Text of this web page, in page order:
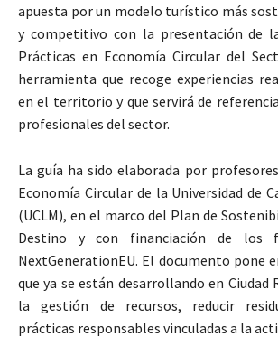
apuesta por un modelo turístico más
y competitivo con la presentación de
Prácticas en Economía Circular del
herramienta que recoge experiencias
en el territorio y que servirá de
profesionales del sector.
La guía ha sido elaborada por
Economía Circular de la Universidad de
(UCLM), en el marco del Plan de
Destino y con financiación de los
NextGenerationEU. El documento pone
que ya se están desarrollando en Ciudad
la gestión de recursos, reducir
prácticas responsables vinculadas a la